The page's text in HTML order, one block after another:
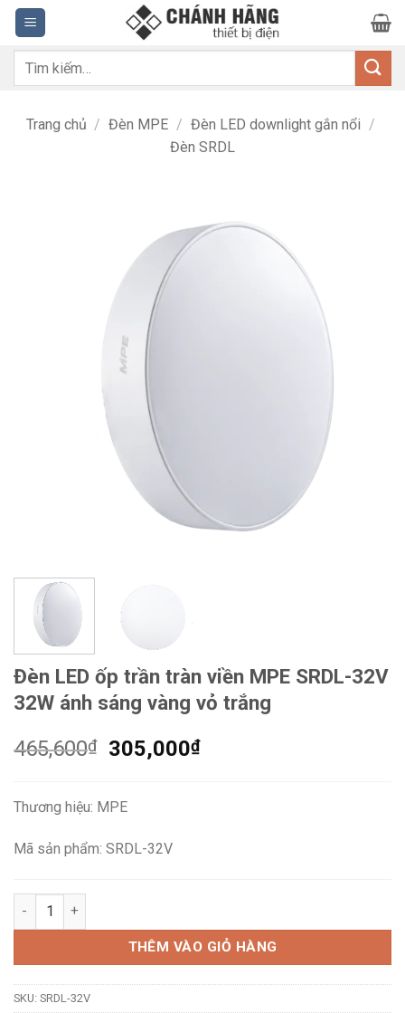
Bỏ
qua
nội
dung
Tìm
Trang chủ / Đèn MPE / Đèn LED downlight gắn nổi /
Đèn SRDL
Đèn LED ốp trần tràn viền MPE SRDL-32V
32W ánh sáng vàng vỏ trắng
465,600₫
Giá
465,600₫.
305,000₫Giá
Thương hiệu: MPE
Mã sản phẩm: SRDL-32V
Đèn LED ốp trần tràn viền MPE SRDL-32V 32W ánh sáng vàng
THÊM VÀO GIỎ HÀNG
SKU: SRDL-32V